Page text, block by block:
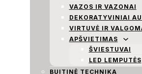
VAZOS IR VAZONAI
DEKORATYVINIAI
VIRTUVĖ IR
APŠVIETIMAS
ŠVIESTUVAI
LED LEMPUTĖS
BUITINĖ TECHNIKA